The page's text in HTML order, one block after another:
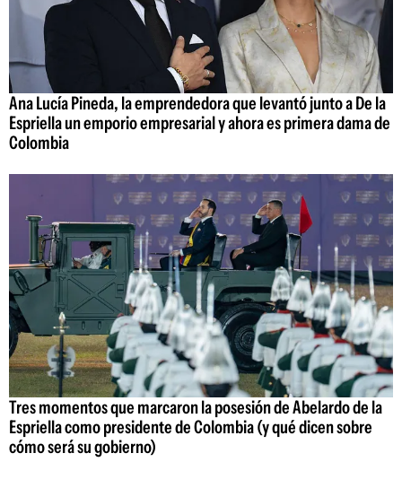
Ana Lucía Pineda, la emprendedora que levantó junto a De la
Espriella un emporio empresarial y ahora es primera dama de
Colombia
Tres momentos que marcaron la posesión de Abelardo de la
Espriella como presidente de Colombia (y qué dicen sobre
cómo será su gobierno)